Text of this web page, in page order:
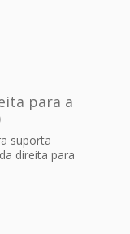
para a
suporta
direita para